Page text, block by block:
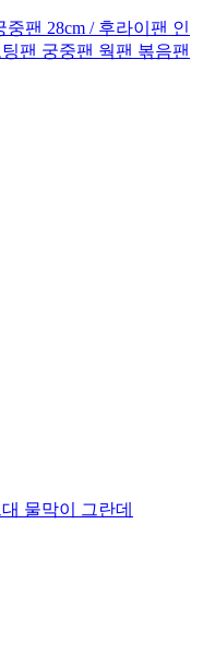
팬 28cm / 후라이팬 인
팬 궁중팬 웍팬 볶음팬
물막이 그란데